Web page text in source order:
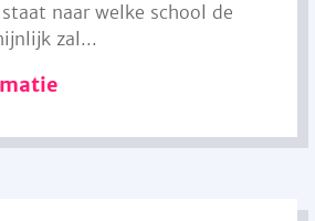
naar welke school de
zal...